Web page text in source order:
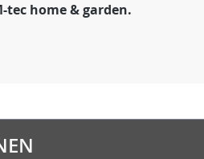
tec home & garden.